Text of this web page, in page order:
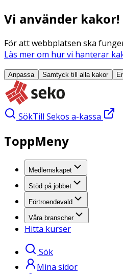
Vi använder kakor!
För att webbplatsen ska
Läs mer om hur vi hanterar
Anpassa Samtyck till alla kakor
SökTill Sekos a-kassa
ToppMeny
Medlemskapet
Stöd på jobbet
Förtroendevald
Våra branscher
Hitta kurser
Sök
Mina sidor